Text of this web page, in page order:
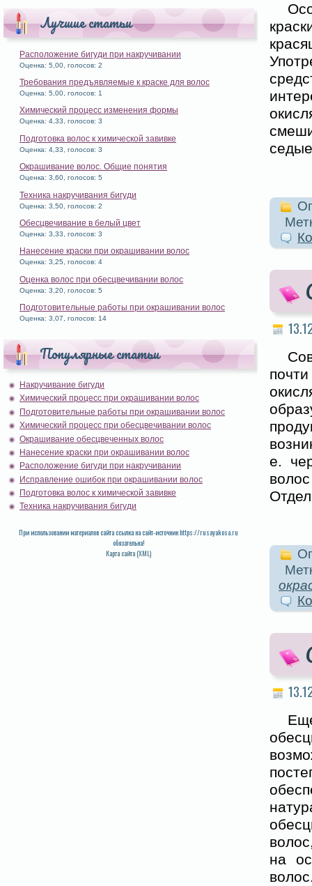
Лучшие статьи
Расположение бигуди при накручивании
Оценка: 5,00, голосов: 2
Требования предъявляемые к краске для волос
Оценка: 5,00, голосов: 1
Химический процесс изменения формы
Оценка: 4,33, голосов: 3
Подготовка волос к химической завивке
Оценка: 4,33, голосов: 3
Окрашивание волос. Общие понятия
Оценка: 3,60, голосов: 5
Техника накручивания бигуди
Оценка: 3,50, голосов: 2
Обесцвечивание в белый цвет
Оценка: 3,33, голосов: 3
Нанесение краски при окрашивании волос
Оценка: 3,25, голосов: 4
Оценка волос при обесцвечивании волос
Оценка: 3,20, голосов: 5
Подготовительные работы при окрашивании волос
Оценка: 3,07, голосов: 14
Популярные статьи
Накручивание бигуди
Химический процесс при окрашивании волос
Подготовительные работы при окрашивании волос
Химический процесс при обесцвечивании волос
Окрашивание обесцвеченных волос
Нанесение краски при окрашивании волос
Расположение бигуди при накручивании
Исправление ошибок при окрашивании волос
Подготовка волос к химической завивке
Техника накручивания бигуди
При использовании материалов сайта ссылка на сайт-источник https://rusayakosa.ru
обязательна!
Карта сайта (XML)
е.
на